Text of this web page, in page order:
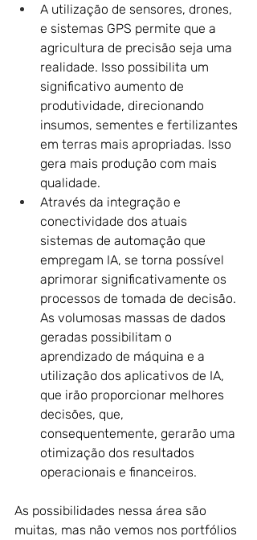
A utilização de sensores, drones,
e sistemas GPS permite que a
agricultura de precisão seja uma
realidade. Isso possibilita um
significativo aumento de
produtividade, direcionando
insumos, sementes e fertilizantes
em terras mais apropriadas. Isso
gera mais produção com mais
qualidade.
Através da integração e
conectividade dos atuais
sistemas de automação que
empregam IA, se torna possível
aprimorar significativamente os
processos de tomada de decisão.
As volumosas massas de dados
geradas possibilitam o
aprendizado de máquina e a
utilização dos aplicativos de IA,
que irão proporcionar melhores
decisões, que,
consequentemente, gerarão uma
otimização dos resultados
operacionais e financeiros.
As possibilidades nessa área são
muitas, mas não vemos nos portfólios